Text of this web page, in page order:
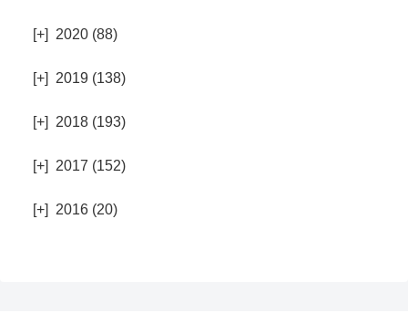
[+] 2020 (88)
[+] 2019 (138)
[+] 2018 (193)
[+] 2017 (152)
[+] 2016 (20)